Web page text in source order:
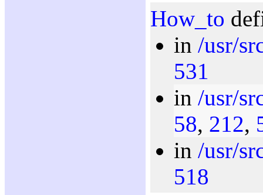
How_to
in /usr/
531
in /usr/
58, 212,
in /usr/
518